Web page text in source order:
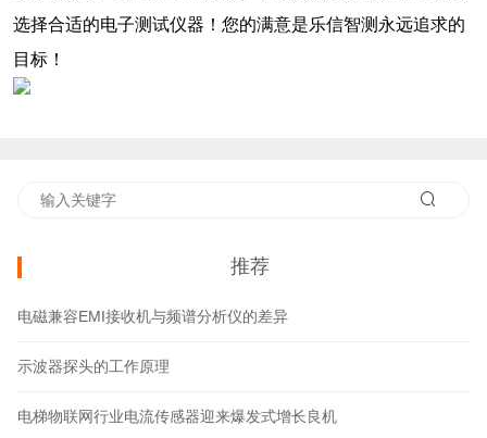
选择合适的电子测试仪器！您的满意是乐信智测永远追求的
目标！
推荐
电磁兼容EMI接收机与频谱分析仪的差异
示波器探头的工作原理
电梯物联网行业电流传感器迎来爆发式增长良机